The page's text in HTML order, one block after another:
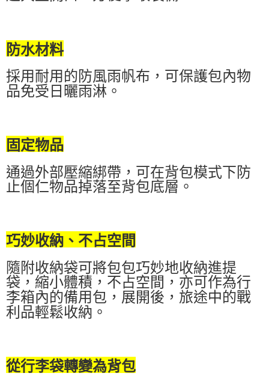
防水材料
採用耐用的防風雨帆布，可保護包內物
品免受日曬雨淋。
固定物品
通過外部壓縮綁帶，可在背包模式下防
止個仁物品掉落至背包底層。
巧妙收納、不占空間
隨附收納袋可將包包巧妙地收納進提
袋，縮小體積，不占空間，亦可作為行
李箱內的備用包，展開後，旅途中的戰
利品輕鬆收納。
從行李袋轉變為背包